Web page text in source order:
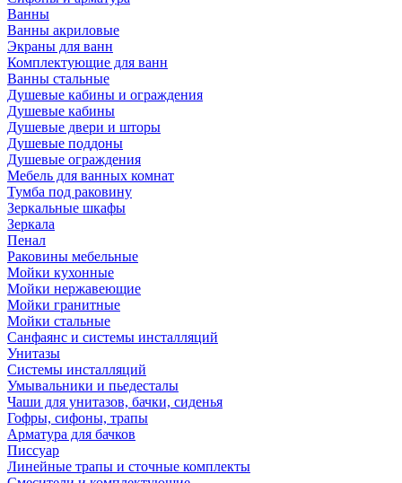
Ванны
Ванны акриловые
Экраны для ванн
Комплектующие для ванн
Ванны стальные
Душевые кабины и ограждения
Душевые кабины
Душевые двери и шторы
Душевые поддоны
Душевые ограждения
Мебель для ванных комнат
Тумба под раковину
Зеркальные шкафы
Зеркала
Пенал
Раковины мебельные
Мойки кухонные
Мойки нержавеющие
Мойки гранитные
Мойки стальные
Санфаянс и системы инсталляций
Унитазы
Системы инсталляций
Умывальники и пьедесталы
Чаши для унитазов, бачки, сиденья
Гофры, сифоны, трапы
Арматура для бачков
Писсуар
Линейные трапы и сточные комплекты